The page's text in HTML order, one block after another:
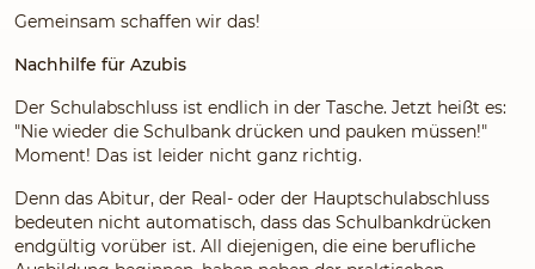
Gemeinsam schaffen wir das!
Nachhilfe für Azubis
Der Schulabschluss ist endlich in der Tasche. Jetzt heißt es:
"Nie wieder die Schulbank drücken und pauken müssen!"
Moment! Das ist leider nicht ganz richtig.
Denn das Abitur, der Real- oder der Hauptschulabschluss
bedeuten nicht automatisch, dass das Schulbankdrücken
endgültig vorüber ist. All diejenigen, die eine berufliche